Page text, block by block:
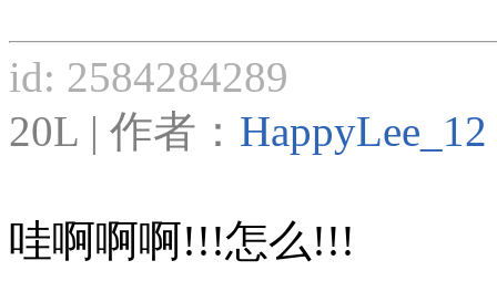
id: 2584284289
20L | 作者： HappyLee_12
哇啊啊啊!!!怎么!!!